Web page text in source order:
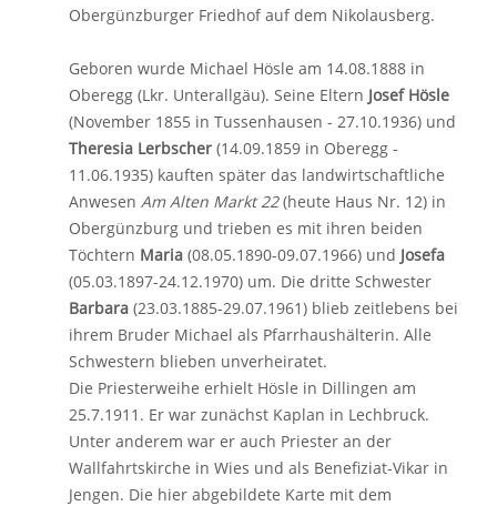
Obergünzburger Friedhof auf dem Nikolausberg.
Geboren wurde Michael Hösle am 14.08.1888 in
Oberegg (Lkr. Unterallgäu). Seine Eltern Josef Hösle
(November 1855 in Tussenhausen - 27.10.1936) und
Theresia Lerbscher (14.09.1859 in Oberegg -
11.06.1935) kauften später das landwirtschaftliche
Anwesen Am Alten Markt 22(heute Haus Nr. 12) in
Obergünzburg und trieben es mit ihren beiden
Töchtern Maria (08.05.1890-09.07.1966) und Josefa
(05.03.1897-24.12.1970) um. Die dritte Schwester
Barbara (23.03.1885-29.07.1961) blieb zeitlebens bei
ihrem Bruder Michael als Pfarrhaushälterin. Alle
Schwestern blieben unverheiratet.
Die Priesterweihe erhielt Hösle in Dillingen am
25.7.1911. Er war zunächst Kaplan in Lechbruck.
Unter anderem war er auch Priester an der
Wallfahrtskirche in Wies und als Benefiziat-Vikar in
Jengen. Die hier abgebildete Karte mit dem